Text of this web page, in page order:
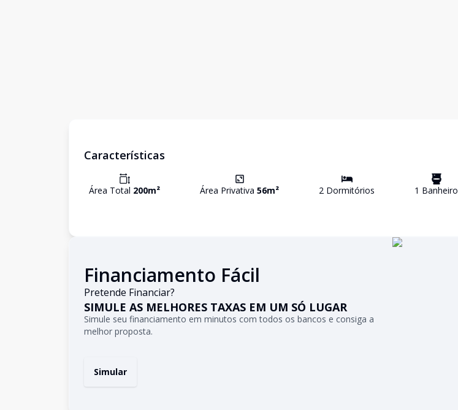
Características
Área Total 200m² Área Privativa 56m² 2 Dormitórios 1 Banheiro
Financiamento Fácil
Pretende Financiar?
SIMULE AS MELHORES TAXAS EM UM SÓ LUGAR
Simule seu financiamento em minutos com todos os bancos e consiga a
melhor proposta.
Simular